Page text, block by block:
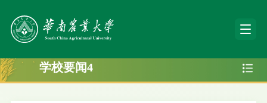
学校要闻4